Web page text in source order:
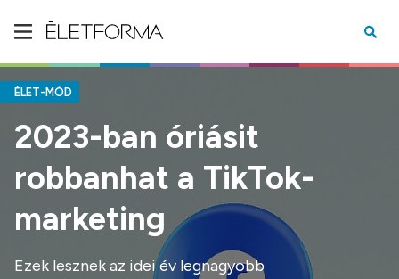
ÉLET-MÓD
2023-ban óriásit
robbanhat a TikTok-
marketing
Ezek lesznek az idei év legnagyobb